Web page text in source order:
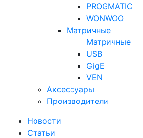
PROGMATIC
WONWOO
Матричные
Матричные
USB
GigE
VEN
Аксессуары
Производители
Новости
Статьи